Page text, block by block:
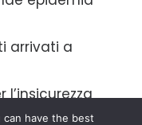
arrivati a
l’insicurezza
can have the best